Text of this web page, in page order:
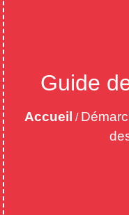
Guide
Accueil /